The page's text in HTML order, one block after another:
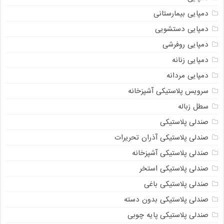
دمپایی بیمارستانی
دمپایی دستشویی
دمپایی روفرشی
دمپایی زنانه
دمپایی مردانه
سرویس پلاستیکی آشپزخانه
سطل زباله
صندلی پلاستیکی
صندلی پلاستیکی آذران تحریرات
صندلی پلاستیکی آشپزخانه
صندلی پلاستیکی استخر
صندلی پلاستیکی باغی
صندلی پلاستیکی بدون دسته
صندلی پلاستیکی پایه چوبی